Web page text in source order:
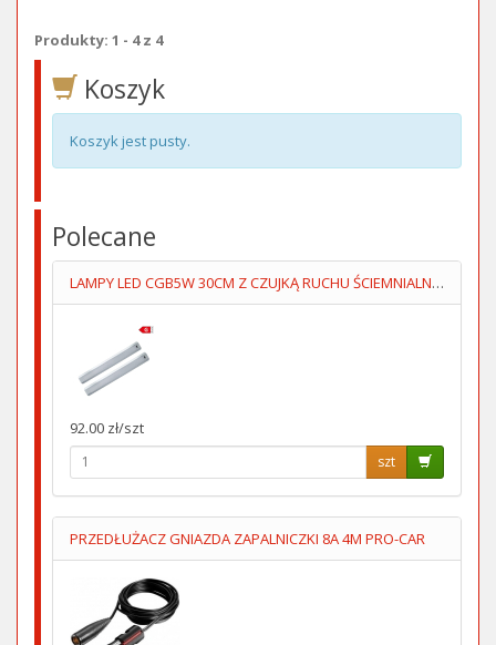
Produkty: 1 - 4 z 4
Koszyk
Koszyk jest pusty.
Polecane
LAMPY LED CGB5W 30CM Z CZUJKĄ RUCHU ŚCIEMNIALNE KPL=2SZT
92.00 zł/szt
szt
PRZEDŁUŻACZ GNIAZDA ZAPALNICZKI 8A 4M PRO-CAR